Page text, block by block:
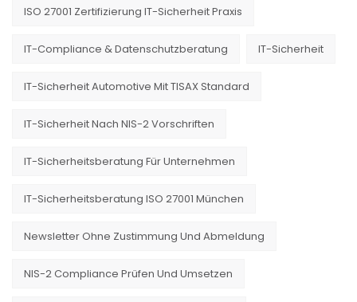
ISO 27001 Zertifizierung IT-Sicherheit Praxis
IT-Compliance & Datenschutzberatung IT-Sicherheit
IT-Sicherheit Automotive Mit TISAX Standard
IT-Sicherheit Nach NIS-2 Vorschriften
IT-Sicherheitsberatung Für Unternehmen
IT-Sicherheitsberatung ISO 27001 München
Newsletter Ohne Zustimmung Und Abmeldung
NIS-2 Compliance Prüfen Und Umsetzen